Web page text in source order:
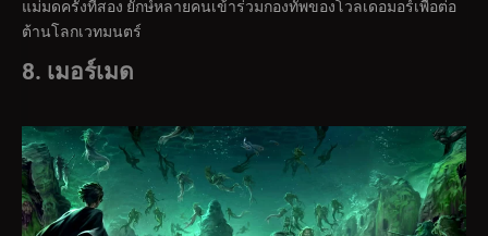
แม่มดครั้งที่สอง ยักษ์หลายคนเข้าร่วมกองทัพของโวลเดอมอร์เพื่อต่อ
ต้านโลกเวทมนตร์
8. เมอร์เมด